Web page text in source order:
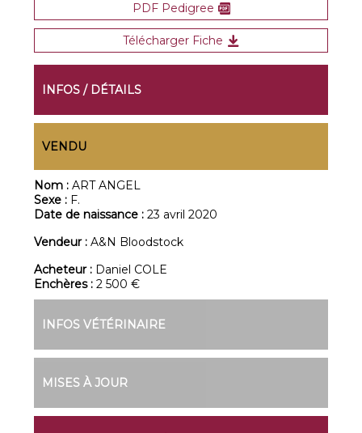
PDF Pedigree
Télécharger Fiche
INFOS / DÉTAILS
VENDU
Nom :ART ANGEL
Sexe : F.
Date de naissance :23 avril 2020
Vendeur :A&N Bloodstock
Acheteur : Daniel COLE
Enchères :2 500 €
INFOS VÉTÉRINAIRE
MISES À JOUR